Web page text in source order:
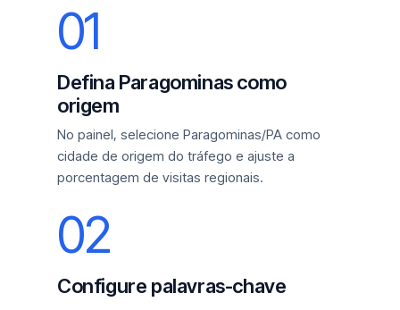
01
Defina Paragominas como
origem
No painel, selecione Paragominas/PA como
cidade de origem do tráfego e ajuste a
porcentagem de visitas regionais.
02
Configure palavras-chave